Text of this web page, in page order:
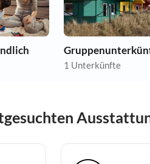
1 Unterkünfte